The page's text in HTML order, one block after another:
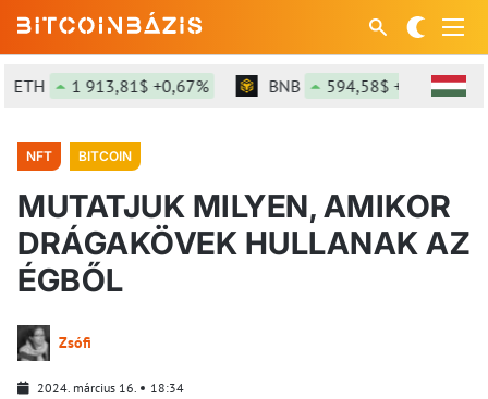
1 913,81$ +0,67% BNB 594,58$ +1,64%
NFT BITCOIN
MUTATJUK MILYEN, AMIKOR
DRÁGAKÖVEK HULLANAK AZ
ÉGBŐL
Zsófi
2024. március 16.
18:34